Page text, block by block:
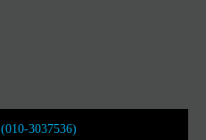
(010-3037536)